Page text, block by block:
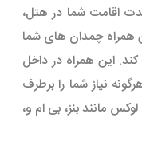
اقامت شما در هتل،
همراه چمدان های شما
این همراه در داخل
تا هرگونه نیاز شما را برطرف
مانند بنز، بی ام و،